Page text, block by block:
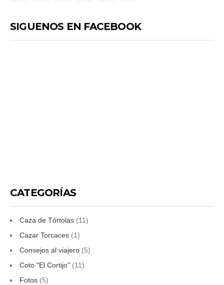
SIGUENOS EN FACEBOOK
CATEGORÍAS
Caza de Tórtolas (11)
Cazar Torcaces (1)
Consejos al viajero (5)
Coto "El Cortijo" (11)
Fotos (5)